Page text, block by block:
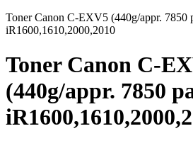
Toner Canon C-EXV5 (440g/appr. 7850
iR1600,1610,2000,2010
Toner Canon C-
(440g/appr. 7850